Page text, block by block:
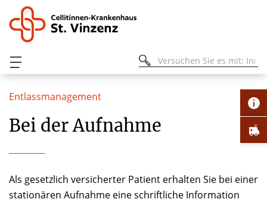
Entlassmanagement
Bei der Aufnahme
Als gesetzlich versicherter Patient erhalten Sie bei einer
stationären Aufnahme eine schriftliche Information